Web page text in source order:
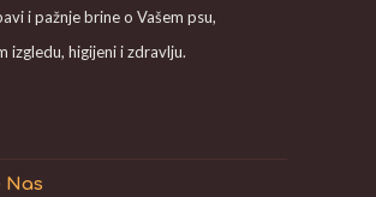
i pažnje brine o Vašem psu,
izgledu, higijeni i zdravlju.
Nas